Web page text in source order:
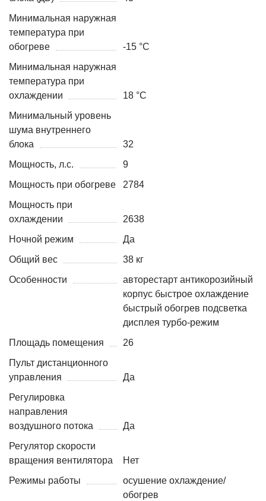
Минимальная наружная
температура при
обогреве
-15 °С
Минимальная наружная
температура при
охлаждении
18 °С
Минимальный уровень
шума внутреннего
блока
32
Мощность, л.с.
9
Мощность при обогреве
2784
Мощность при
охлаждении
2638
Ночной режим
Да
Общий вес
38 кг
Особенности
авторестарт антикорозийный
корпус быстрое охлаждение
быстрый обогрев подсветка
дисплея турбо-режим
Площадь помещения
26
Пульт дистанционного
управления
Да
Регулировка
направления
воздушного потока
Да
Регулятор скорости
вращения вентилятора
Нет
Режимы работы
осушение охлаждение/
обогрев